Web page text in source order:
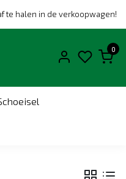
te halen in de verkoopwagen!
0